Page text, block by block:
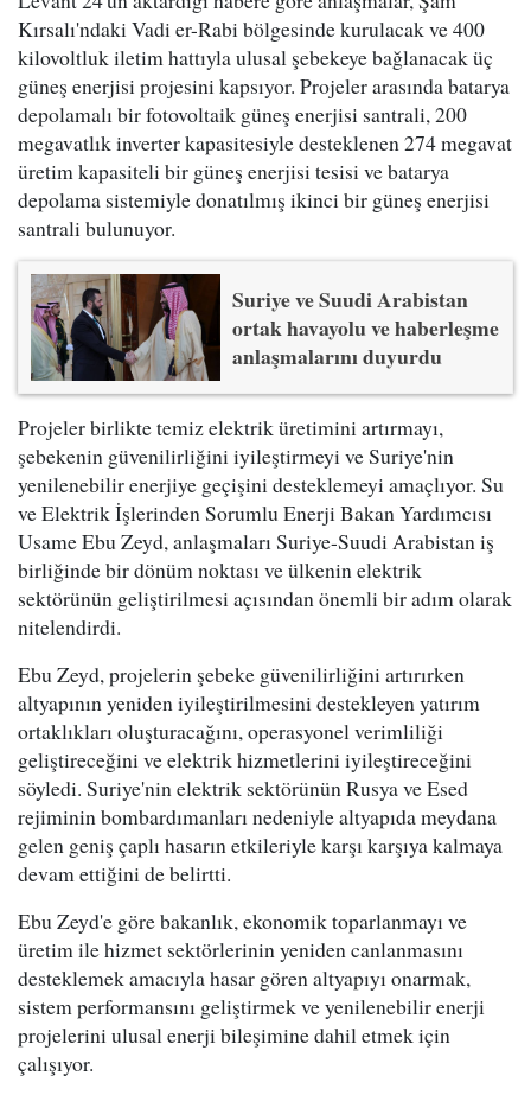
Kırsalı'ndaki Vadi er-Rabi bölgesinde kurulacak ve 400
kilovoltluk iletim hattıyla ulusal şebekeye bağlanacak üç
güneş enerjisi projesini kapsıyor. Projeler arasında batarya
depolamalı bir fotovoltaik güneş enerjisi santrali, 200
megavatlık inverter kapasitesiyle desteklenen 274 megavat
üretim kapasiteli bir güneş enerjisi tesisi ve batarya
depolama sistemiyle donatılmış ikinci bir güneş enerjisi
santrali bulunuyor.
Suriye ve Suudi Arabistan
ortak havayolu ve haberleşme
anlaşmalarını duyurdu
Projeler birlikte temiz elektrik üretimini artırmayı,
şebekenin güvenilirliğini iyileştirmeyi ve Suriye'nin
yenilenebilir enerjiye geçişini desteklemeyi amaçlıyor. Su
ve Elektrik İşlerinden Sorumlu Enerji Bakan Yardımcısı
Usame Ebu Zeyd, anlaşmaları Suriye-Suudi Arabistan iş
birliğinde bir dönüm noktası ve ülkenin elektrik
sektörünün geliştirilmesi açısından önemli bir adım olarak
nitelendirdi.
Ebu Zeyd, projelerin şebeke güvenilirliğini artırırken
altyapının yeniden iyileştirilmesini destekleyen yatırım
ortaklıkları oluşturacağını, operasyonel verimliliği
geliştireceğini ve elektrik hizmetlerini iyileştireceğini
söyledi. Suriye'nin elektrik sektörünün Rusya ve Esed
rejiminin bombardımanları nedeniyle altyapıda meydana
gelen geniş çaplı hasarın etkileriyle karşı karşıya kalmaya
devam ettiğini de belirtti.
Ebu Zeyd'e göre bakanlık, ekonomik toparlanmayı ve
üretim ile hizmet sektörlerinin yeniden canlanmasını
desteklemek amacıyla hasar gören altyapıyı onarmak,
sistem performansını geliştirmek ve yenilenebilir enerji
projelerini ulusal enerji bileşimine dahil etmek için
çalışıyor.